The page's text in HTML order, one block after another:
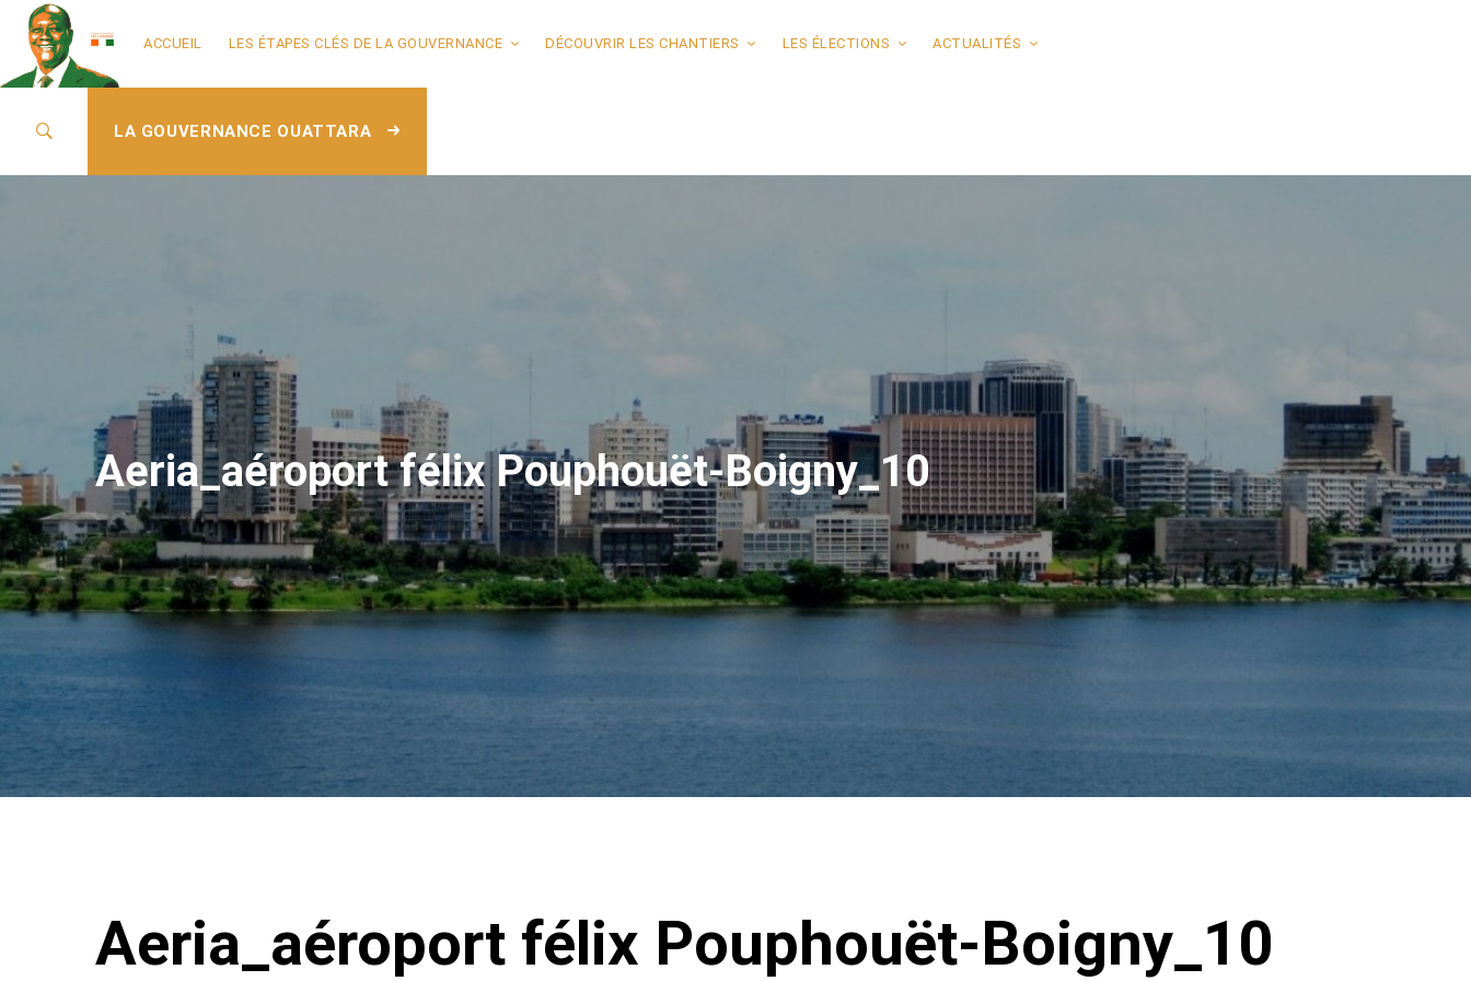
ACCUEIL LES ÉTAPES CLÉS DE LA GOUVERNANCE DÉCOUVRIR LES CHANTIERS LES ÉLECTIONS ACTUALITÉS
LA GOUVERNANCE OUATTARA
Aeria_aéroport félix Pouphouët-Boigny_10
Aeria_aéroport félix Pouphouët-Boigny_10